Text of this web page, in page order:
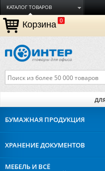
КАТАЛОГ ТОВАРОВ
ДОСТАВКА
ОПЛАТА
ТОРГОВЫЕ МАРКИ
О КОМПАНИИ
Корзина 0
БУМАЖНАЯ ПРОДУКЦИЯ
ХРАНЕНИЕДОКУМЕНТОВ
МЕБЕЛЬ И ВСЁ